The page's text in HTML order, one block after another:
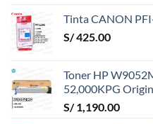
Tinta CANON
S/425.00
Toner HP
52,000KPG
S/1,190.00